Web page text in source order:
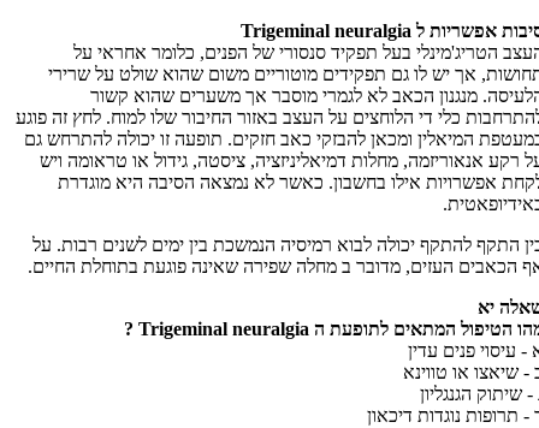
אפשריות ל Trigeminal neuralgia
הטריג'מינלי בעל תפקיד סנסורי של הפנים, כלומר אחראי על
אך יש לו גם תפקידים מוטוריים משום שהוא שולט על שרירי
מנגנון הכאב לא לגמרי מוסבר אך משערים שהוא קשור
כלי די הלוחצים על העצב באזור החיבור שלו למוח. לחץ זה פוגע
המיאלין ומכאן להבזקי כאב חזקים. תופעה זו יכולה להתרחש גם
רקע אנאוריזמה, מחלות דמיאליניזציה, ציסטה, גידול או טראומה ויש
אפשרויות אילו בחשבון. כאשר לא נמצאה הסיבה היא מוגדרת
התקף להתקף יכולה לבוא רמיסיה הנמשכת בין ימים לשנים רבות. על
הכאבים העזים, מדובר ב מחלה שפירה שאינה פוגעת בתוחלת החיים.
יא
הטיפול המתאים לתופעת ה Trigeminal neuralgia
?
- עיסוי פנים עדין
- שיאצו או טווינא
- שיתוק הגנגליון
- תרופות נוגדות דיכאון